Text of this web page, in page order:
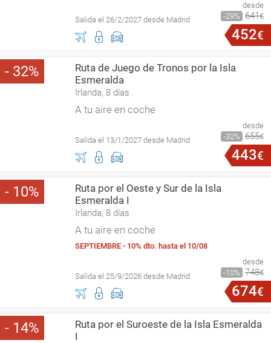
Salida el 26/2/2027 desde Madrid
desde
29
641€
452€
32
Ruta de Juego de Tronos por la Isla
Esmeralda
Irlanda, 8 días
A tu aire en coche
Salida el 13/1/2027 desde Madrid
desde
32
655€
443€
10
Ruta por el Oeste y Sur de la Isla
Esmeralda I
Irlanda, 8 días
A tu aire en coche
SEPTIEMBRE - 10% dto. hasta el 10/08
Salida el 25/9/2026 desde Madrid
desde
10
748€
674€
14
Ruta por el Suroeste de la Isla Esmeralda
I